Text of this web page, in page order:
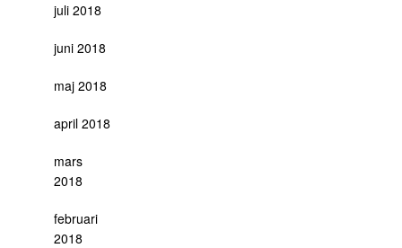
juli 2018
juni 2018
maj 2018
april 2018
mars
2018
februari
2018